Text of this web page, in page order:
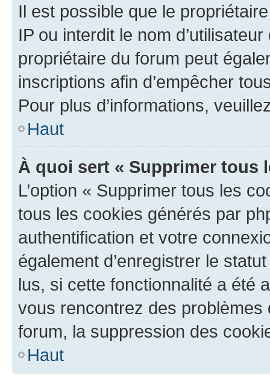
Il est possible que le
IP ou interdit le nom
propriétaire du forum peut
inscriptions afin d’empêcher
Pour plus d’informations,
Haut
À quoi sert « Supprimer tous
L’option « Supprimer tous les
tous les cookies générés par
authentification et votre
également d’enregistrer le
lus, si cette fonctionnalité a été
vous rencontrez des
forum, la suppression des
Haut